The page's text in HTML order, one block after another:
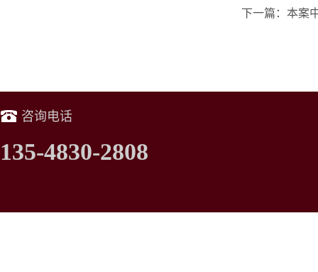
下一篇：本案
咨询电话
135-4830-2808